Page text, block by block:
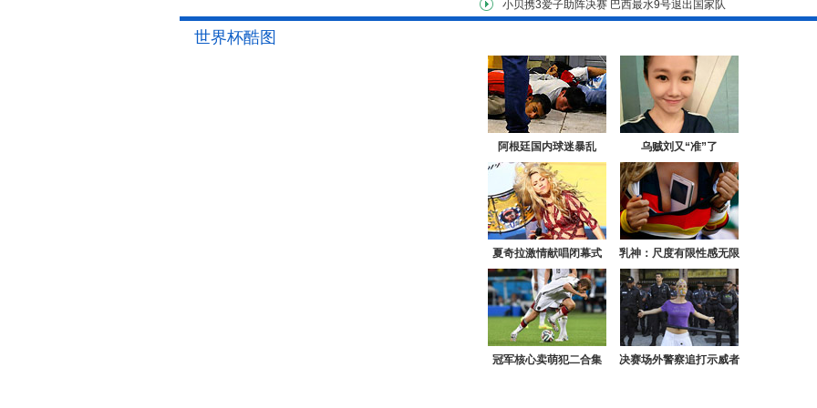
小贝携3爱子助阵决赛 巴西最水9号退出国家队
世界杯酷图
阿根廷国内球迷暴乱 乌贼刘又“准”了
夏奇拉激情献唱闭幕式 乳神：尺度有限性感无限
冠军核心卖萌犯二合集 决赛场外警察追打示威者